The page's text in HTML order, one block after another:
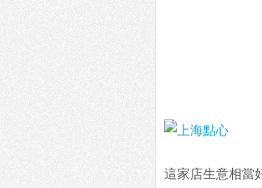
這家店生意相當